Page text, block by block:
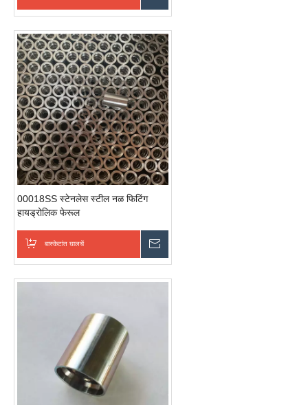
00018SS स्टेनलेस स्टील नळ फिटिंग
हायड्रोलिक फेरूल
बास्केटांत घालचें